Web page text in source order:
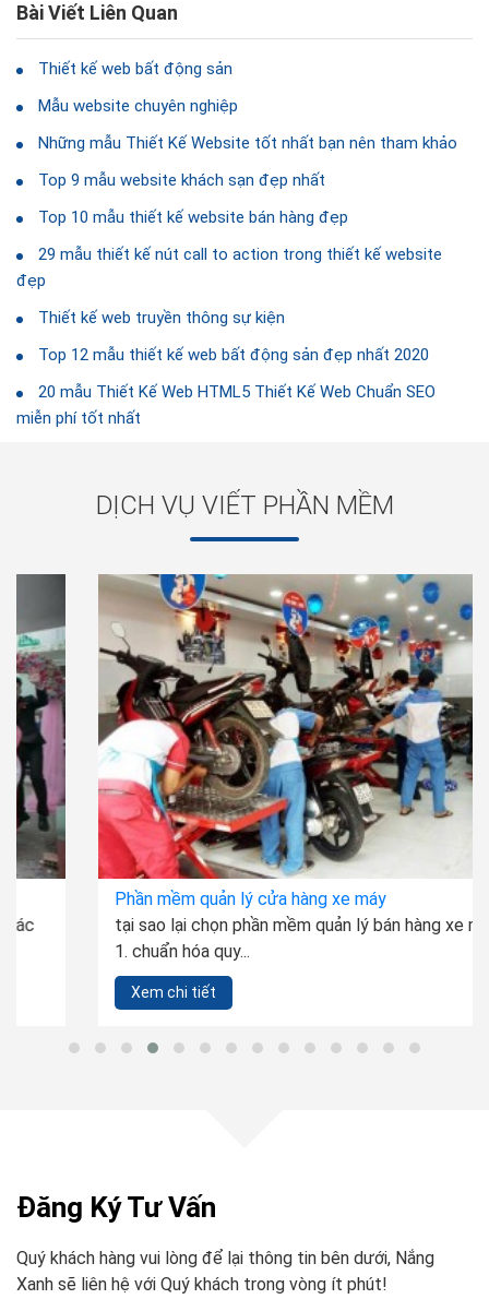
Bài Viết Liên Quan
Thiết kế web bất động sản
Mẫu website chuyên nghiệp
Những mẫu Thiết Kế Website tốt nhất bạn nên tham khảo
Top 9 mẫu website khách sạn đẹp nhất
Top 10 mẫu thiết kế website bán hàng đẹp
29 mẫu thiết kế nút call to action trong thiết kế website
đẹp
Thiết kế web truyền thông sự kiện
Top 12 mẫu thiết kế web bất động sản đẹp nhất 2020
20 mẫu Thiết Kế Web HTML5 Thiết Kế Web Chuẩn SEO
miễn phí tốt nhất
DỊCH VỤ VIẾT PHẦN MỀM
Phần mềm quản lý cửa hàng xe máy
tại sao lại chọn phần mềm quản lý bán hàng xe máy ali?
1. chuẩn hóa quy...
Xem chi tiết
Đăng Ký Tư Vấn
Quý khách hàng vui lòng để lại thông tin bên dưới, Nắng
Xanh sẽ liên hệ với Quý khách trong vòng ít phút!